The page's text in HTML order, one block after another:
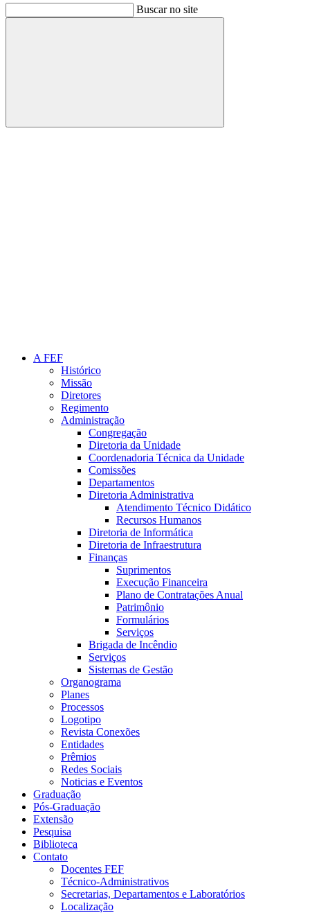
Buscar no site
Buscar
A FEF
Histórico
Missão
Diretores
Regimento
Administração
Congregação
Diretoria da Unidade
Coordenadoria Técnica da Unidade
Comissões
Departamentos
Diretoria Administrativa
Atendimento Técnico Didático
Recursos Humanos
Diretoria de Informática
Diretoria de Infraestrutura
Finanças
Suprimentos
Execução Financeira
Plano de Contratações Anual
Patrimônio
Formulários
Serviços
Brigada de Incêndio
Serviços
Sistemas de Gestão
Organograma
Planes
Processos
Logotipo
Revista Conexões
Entidades
Prêmios
Redes Sociais
Noticias e Eventos
Graduação
Pós-Graduação
Extensão
Pesquisa
Biblioteca
Contato
Docentes FEF
Técnico-Administrativos
Secretarias, Departamentos e Laboratórios
Localização